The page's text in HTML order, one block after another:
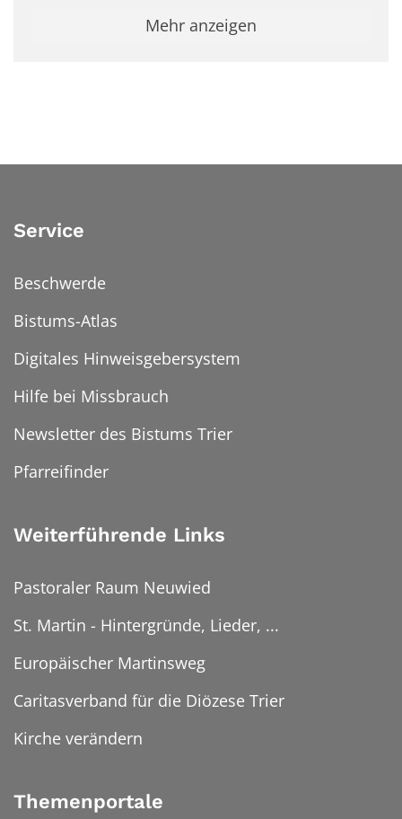
Mehr anzeigen
Service
Beschwerde
Bistums-Atlas
Digitales Hinweisgebersystem
Hilfe bei Missbrauch
Newsletter des Bistums Trier
Pfarreifinder
Weiterführende Links
Pastoraler Raum Neuwied
St. Martin - Hintergründe, Lieder, ...
Europäischer Martinsweg
Caritasverband für die Diözese Trier
Kirche verändern
Themenportale